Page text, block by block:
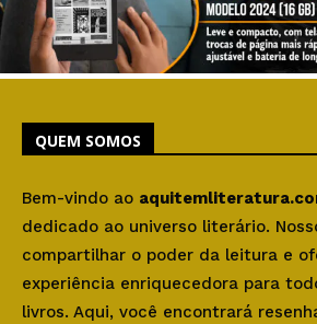
QUEM SOMOS
Bem-vindo ao
dedicado ao universo literário.
compartilhar o poder da leitura e
experiência enriquecedora para
livros. Aqui, você encontrará